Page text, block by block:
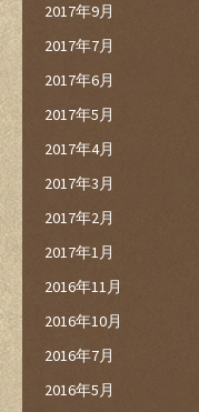
2017年9月
2017年7月
2017年6月
2017年5月
2017年4月
2017年3月
2017年2月
2017年1月
2016年11月
2016年10月
2016年7月
2016年5月